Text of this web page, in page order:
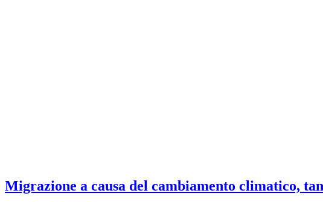
Migrazione a causa del cambiamento climatico,